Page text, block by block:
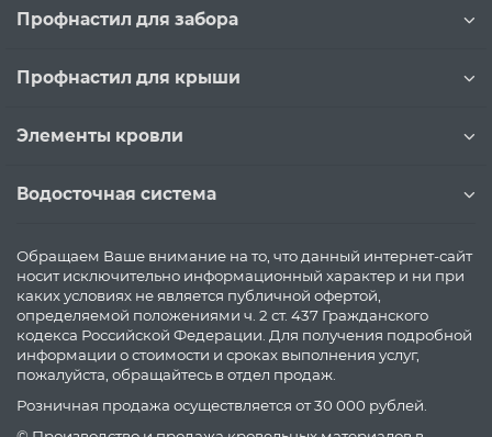
Профнастил для забора
Профнастил для крыши
Элементы кровли
Водосточная система
Обращаем Ваше внимание на то, что данный интернет-сайт
носит исключительно информационный характер и ни при
каких условиях не является публичной офертой,
определяемой положениями ч. 2 ст. 437 Гражданского
кодекса Российской Федерации. Для получения подробной
информации о стоимости и сроках выполнения услуг,
пожалуйста, обращайтесь в отдел продаж.
Розничная продажа осуществляется от 30 000 рублей.